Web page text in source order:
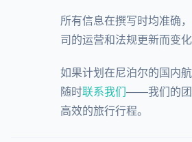
所有信息在撰写时均准确
司的运营和法规更新而变化
如果计划在尼泊尔的国内
随时联系我们 ——我们的团
高效的旅行行程。